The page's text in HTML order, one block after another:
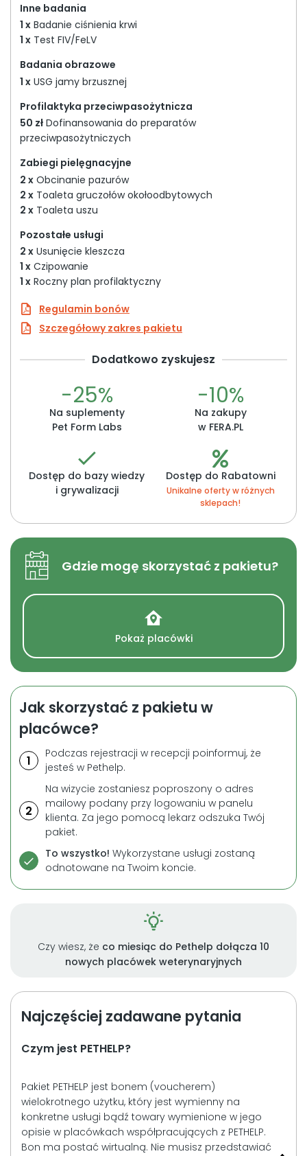
Inne badania
1 x Badanie ciśnienia krwi
1 x Test FIV/FeLV
Badania obrazowe
1 x USG jamy brzusznej
Profilaktyka przeciwpasożytnicza
50 zł Dofinansowania do preparatów
przeciwpasożytniczych
Zabiegi pielęgnacyjne
2 x Obcinanie pazurów
2 x Toaleta gruczołów okołoodbytowych
2 x Toaleta uszu
Pozostałe usługi
2 x Usunięcie kleszcza
1 x Czipowanie
1 x Roczny plan profilaktyczny
Regulamin bonów
Szczegółowy zakres pakietu
Dodatkowo zyskujesz
-25%
Na suplementy
Pet Form Labs
-10%
Na zakupy
w FERA.PL
Dostęp do bazy wiedzy
i grywalizacji
Dostęp do Rabatowni
Unikalne oferty w różnych
sklepach!
Gdzie mogę skorzystać z pakietu?
Pokaż placówki
Jak skorzystać z pakietu w
placówce?
1
Podczas rejestracji w recepcji poinformuj, że
jesteś w Pethelp.
2
Na wizycie zostaniesz poproszony o adres
mailowy podany przy logowaniu w panelu
klienta. Za jego pomocą lekarz odszuka Twój
pakiet.
To wszystko! Wykorzystane usługi zostaną
odnotowane na Twoim koncie.
Czy wiesz, że co miesiąc do Pethelp dołącza 10
nowych placówek weterynaryjnych
Najczęściej zadawane pytania
Czym jest PETHELP?
Pakiet PETHELP jest bonem (voucherem)
wielokrotnego użytku, który jest wymienny na
konkretne usługi bądź towary wymienione w jego
opisie w placówkach współpracujących z PETHELP.
Bon ma postać wirtualną. Nie musisz przedstawiać